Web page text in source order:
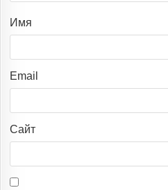
Имя
Email
Сайт